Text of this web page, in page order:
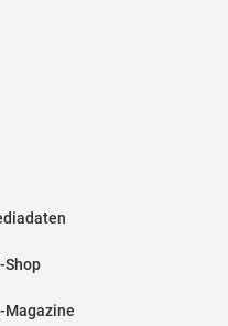
Shop
Magazine